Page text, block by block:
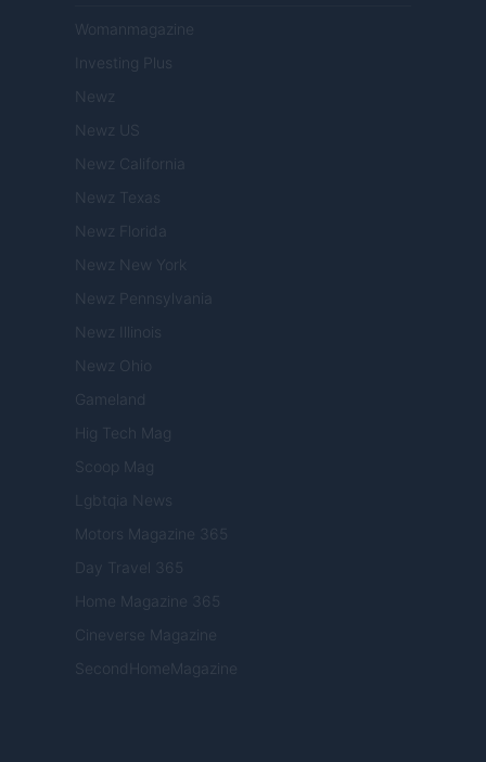
Womanmagazine
Investing Plus
Newz
Newz US
Newz California
Newz Texas
Newz Florida
Newz New York
Newz Pennsylvania
Newz Illinois
Newz Ohio
Gameland
Hig Tech Mag
Scoop Mag
Lgbtqia News
Motors Magazine 365
Day Travel 365
Home Magazine 365
Cineverse Magazine
SecondHomeMagazine